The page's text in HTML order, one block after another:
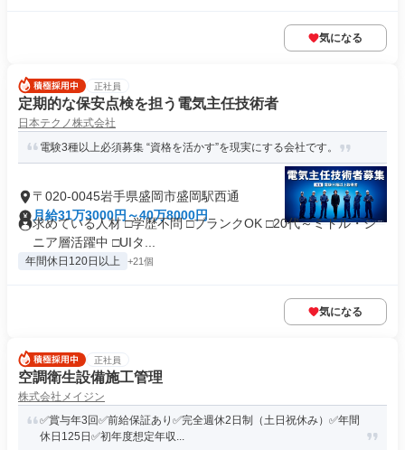
気になる
正社員
定期的な保安点検を担う電気主任技術者
日本テクノ株式会社
電験3種以上必須募集 “資格を活かす”を現実にする会社です。
〒020-0045岩手県盛岡市盛岡駅西通
月給31万3000円～40万8000円
求めている人材 □学歴不問 □ブランクOK □20代～ミドル・シ
ニア層活躍中 □UIタ...
年間休日120日以上 +21個
気になる
正社員
空調衛生設備施工管理
株式会社メイジン
✅賞与年3回✅前給保証あり✅完全週休2日制（土日祝休み）✅年間
休日125日✅初年度想定年収...